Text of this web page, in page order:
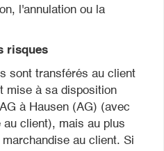
l'annulation ou la
risques
sont transférés au client
mise à sa disposition
à Hausen (AG) (avec
au client), mais au plus
au client. Si